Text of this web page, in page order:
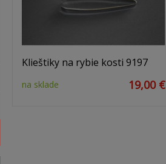
Klieštiky na rybie kosti 9197
na sklade 19,00 €